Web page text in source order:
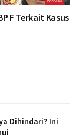
F Terkait Kasus
Dihindari? Ini